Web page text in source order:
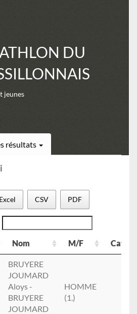
DU
jeunes
résultats
Excel CSV PDF
Nom M/F
Cat.
Nom
BRUYERE
JOUMARD
Aloys -
BRUYERE
JOUMARD
HOMME
(1.)